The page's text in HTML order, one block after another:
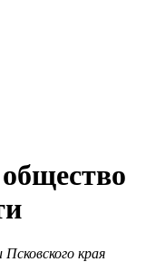
Псковского края